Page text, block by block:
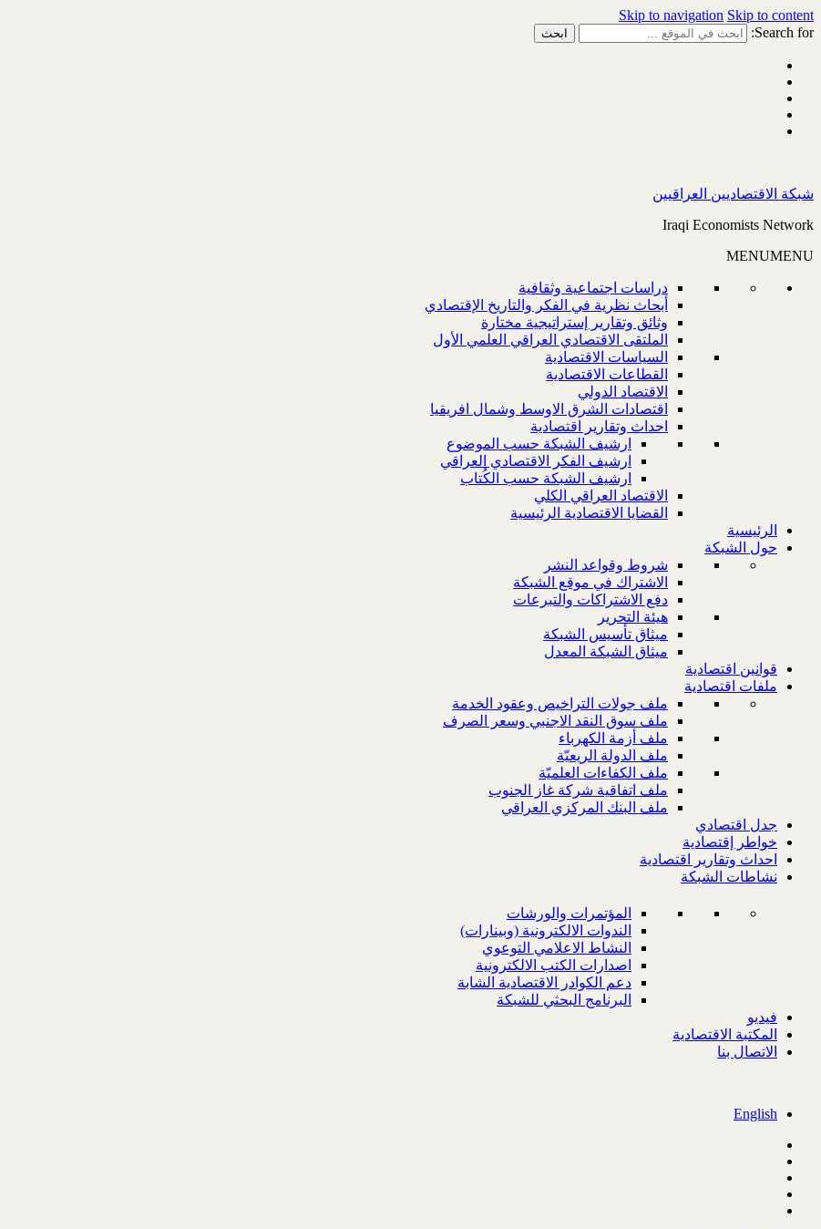
Skip to navigation Skip to content
Search for:
شبكة الاقتصاديين العراقيين
Iraqi Economists Network
MENUMENU
دراسات اجتماعية وثقافية
أبحاث نظرية في الفكر والتاريخ الإقتصادي
وثائق وتقارير إستراتيجية مختارة
الملتقى الاقتصادي العراقي العلمي الأول
السياسات الاقتصادية
القطاعات الاقتصادية
الاقتصاد الدولي
اقتصادات الشرق الاوسط وشمال افريقيا
احداث وتقارير اقتصادية
ارشيف الشبكة حسب الموضوع
ارشيف الفكر الاقتصادي العراقي
ارشيف الشبكة حسب الكُتاب
الاقتصاد العراقي الكلي
القضايا الاقتصادية الرئيسية
الرئيسية
حول الشبكة
شروط وقواعد النشر
الاشتراك في موقع الشبكة
دفع الاشتراكات والتبرعات
هيئة التحرير
ميثاق تأسيس الشبكة
ميثاق الشبكة المعدل
قوانين اقتصادية
ملفات اقتصادية
ملف جولات التراخيص وعقود الخدمة
ملف سوق النقد الاجنبي وسعر الصرف
ملف أزمة الكهرباء
ملف الدولة الريعيّة
ملف الكفاءات العلميّة
ملف اتفاقية شركة غاز الجنوب
ملف البنك المركزي العراقي
جدل اقتصادي
خواطر إقتصادية
احداث وتقارير اقتصادية
نشاطات الشبكة
المؤتمرات والورشات
الندوات الالكترونية (وبينارات)
النشاط الاعلامي التوعوي
اصدارات الكتب الالكترونية
دعم الكوادر الاقتصادية الشابة
البرنامج البحثي للشبكة
فيديو
المكتبة الاقتصادية
الاتصال بنا
English